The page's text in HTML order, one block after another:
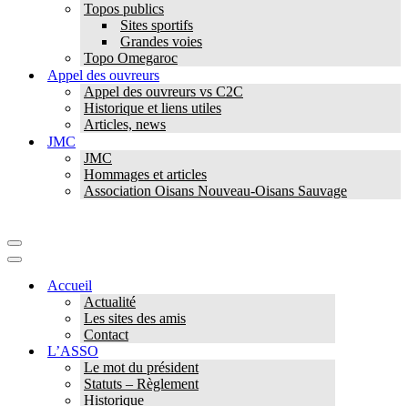
Topos publics
Sites sportifs
Grandes voies
Topo Omegaroc
Appel des ouvreurs
Appel des ouvreurs vs C2C
Historique et liens utiles
Articles, news
JMC
JMC
Hommages et articles
Association Oisans Nouveau-Oisans Sauvage
Menu
de
Menu
navigationAccueil
Actualité
Les sites des amis
Contact
L’ASSO
Le mot du président
Statuts – Règlement
Historique